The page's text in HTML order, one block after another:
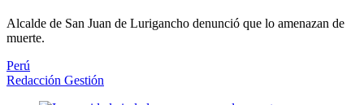
Alcalde de San Juan de Lurigancho denunció que lo amenazan de
muerte.
Perú
Redacción Gestión